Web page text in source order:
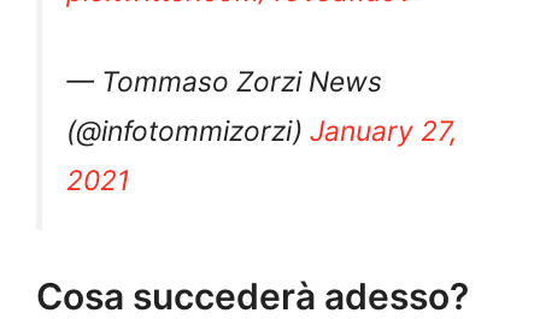
— Tommaso Zorzi News
(@infotommizorzi) January 27,
2021
Cosa succederà adesso?